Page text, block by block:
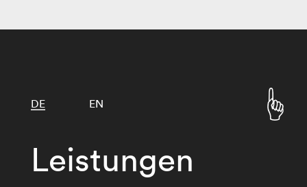
Leistungen
DE EN